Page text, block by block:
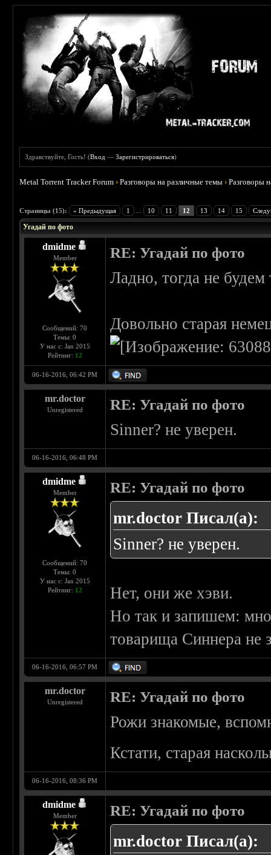
Здравствуйте, Гость! (Вход —Зарегистрироваться)
Metal Torrent Tracker Forum ›Разговоры на различные темы ›Разговоры
Страницы (15): « Предыдущая 1 10 11 12 13 14 15
Угадай по фото
dmidme
Member
Сообщений: 70
Темы: 0
У нас с: Jan 2015
Рейтинг: 12
RE: Угадай по фото
Ладно, тогда не будем
Довольно старая
06-16-2016, 06:42 PM
mr.doctor
Unregistered RE: Угадай по фото
Sinner? не уверен.
06-16-2016, 06:48 PM
dmidme
Member
Сообщений: 70
Темы: 0
У нас с: Jan 2015
Рейтинг: 12
RE: Угадай по фото
mr.doctor Писал(а):
Sinner? не уверен.
Нет, они же хэви.
Но так и запишем:
товарища Синнера не
06-16-2016, 06:57 PM
mr.doctor
Unregistered RE: Угадай по фото
Рожи знакомые,
Кстати, старая
06-16-2016, 08:36 PM
dmidme
Member RE: Угадай по фото
mr.doctor Писал(а):